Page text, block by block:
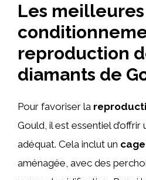
Les meilleures
reproduction
diamants de
Pour favoriser la
Gould, il est essentiel
adéquat. Cela inclut un
aménagée, avec des